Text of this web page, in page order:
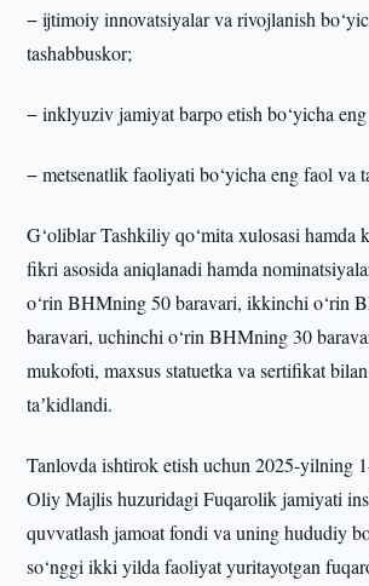
− ijtimoiy innovatsiyalar va rivojlanish
tashabbuskor;
− inklyuziv jamiyat barpo etish bo‘yicha
− metsenatlik faoliyati bo‘yicha eng faol va
G‘oliblar Tashkiliy qo‘mita xulosasi hamda
fikri asosida aniqlanadi hamda
o‘rin BHMning 50 baravari, ikkinchi o‘rin
baravari, uchinchi o‘rin BHMning 30
mukofoti, maxsus statuetka va sertifikat
taʼkidlandi.
Tanlovda ishtirok etish uchun 2025-yilning
Oliy Majlis huzuridagi Fuqarolik jamiyati
quvvatlash jamoat fondi va uning hududiy
so‘nggi ikki yilda faoliyat yuritayotgan